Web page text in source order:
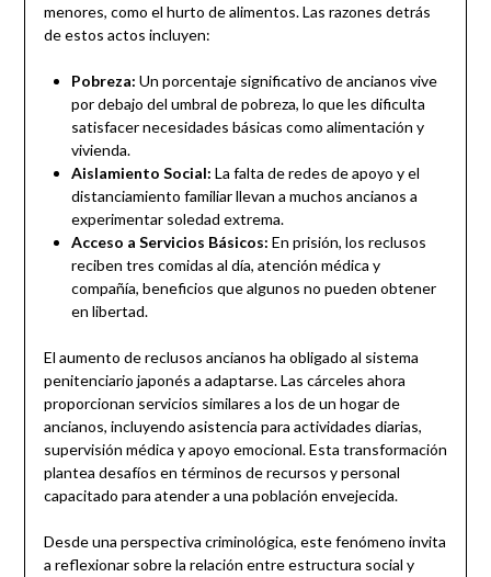
menores, como el hurto de alimentos. Las razones detrás
de estos actos incluyen:
Pobreza: Un porcentaje significativo de ancianos vive
por debajo del umbral de pobreza, lo que les dificulta
satisfacer necesidades básicas como alimentación y
vivienda.
Aislamiento Social: La falta de redes de apoyo y el
distanciamiento familiar llevan a muchos ancianos a
experimentar soledad extrema.
Acceso a Servicios Básicos: En prisión, los reclusos
reciben tres comidas al día, atención médica y
compañía, beneficios que algunos no pueden obtener
en libertad.
El aumento de reclusos ancianos ha obligado al sistema
penitenciario japonés a adaptarse. Las cárceles ahora
proporcionan servicios similares a los de un hogar de
ancianos, incluyendo asistencia para actividades diarias,
supervisión médica y apoyo emocional. Esta transformación
plantea desafíos en términos de recursos y personal
capacitado para atender a una población envejecida.
Desde una perspectiva criminológica, este fenómeno invita
a reflexionar sobre la relación entre estructura social y